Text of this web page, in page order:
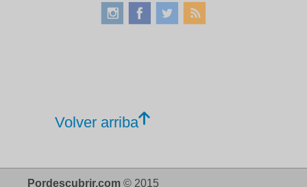
Volver arriba
Pordescubrir.com © 2015